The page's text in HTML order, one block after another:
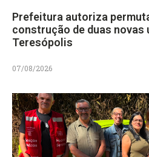
Prefeitura autoriza
construção de duas novas
Teresópolis
07/08/2026